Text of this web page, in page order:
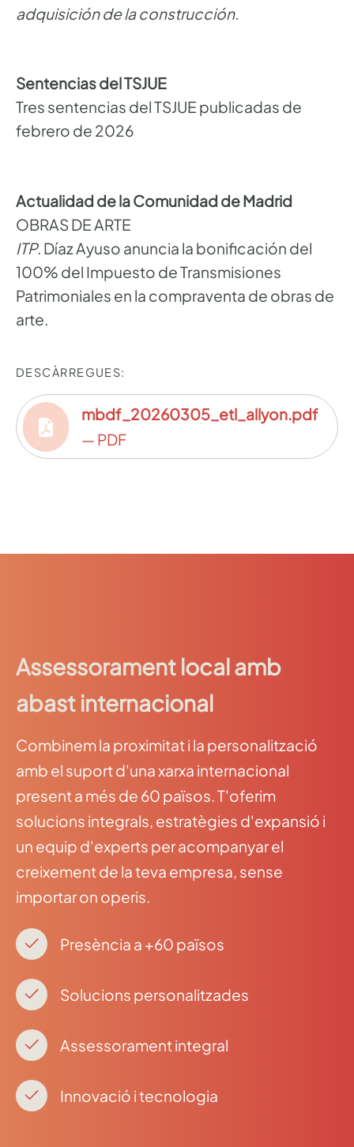
adquisición de la construcción.
Sentencias del TSJUE
Tres sentencias del TSJUE publicadas de
febrero de 2026
Actualidad de la Comunidad de Madrid
OBRAS DE ARTE
ITP. Díaz Ayuso anuncia la bonificación del
100% del Impuesto de Transmisiones
Patrimoniales en la compraventa de obras de
arte.
DESCÀRREGUES:
mbdf_20260305_etl_allyon.pdf
— PDF
Assessorament local amb
abast internacional
Combinem la proximitat i la personalització
amb el suport d'una xarxa internacional
present a més de 60 països. T'oferim
solucions integrals, estratègies d'expansió i
un equip d'experts per acompanyar el
creixement de la teva empresa, sense
importar on operis.
Presència a +60 països
Solucions personalitzades
Assessorament integral
Innovació i tecnologia